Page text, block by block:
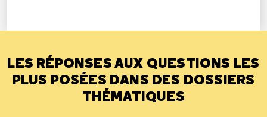
LES RÉPONSES AUX QUESTIONS LES
PLUS POSÉES DANS DES DOSSIERS
THÉMATIQUES